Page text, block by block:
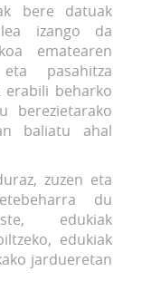
bere datuak
izango da
ematearen
eta pasahitza
erabili beharko
berezietarako
baliatu ahal
zuzen eta
du
edukiak
edukiak
jardueretan